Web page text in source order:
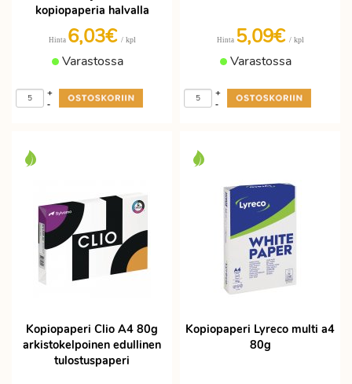
kopiopaperia halvalla
Hinta 6,03€ / kpl
Varastossa
-
+
Hinta 5,09€ / kpl
Varastossa
-
+
Kopiopaperi Clio A4 80g
arkistokelpoinen edullinen
tulostuspaperi
Kopiopaperi Lyreco multi a4
80g